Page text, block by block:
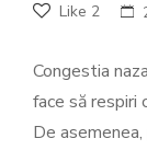
Like 2
Congestia
face să respiri
De